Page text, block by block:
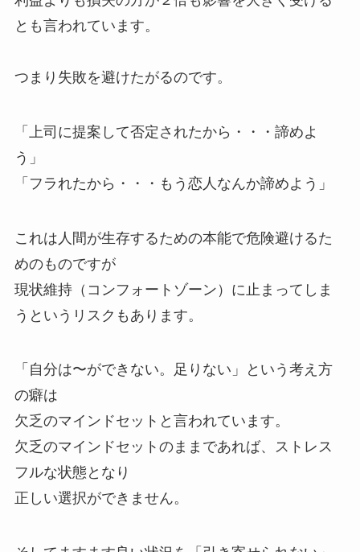
とも言われています。
つまり失敗を避けたがるのです。
「上司に提案して否定されたから・・・諦めよ
う」
「フラれたから・・・もう恋人なんか諦めよう」
これは人間が生存するための本能で危険避けるた
めのものですが
現状維持（コンフォートゾーン）に止まってしま
うというリスクもあります。
「自分は〜ができない。足りない」という考え方
の癖は
欠乏のマインドセットと言われています。
欠乏のマインドセットのままであれば、ストレス
フルな状態となり
正しい選択ができません。